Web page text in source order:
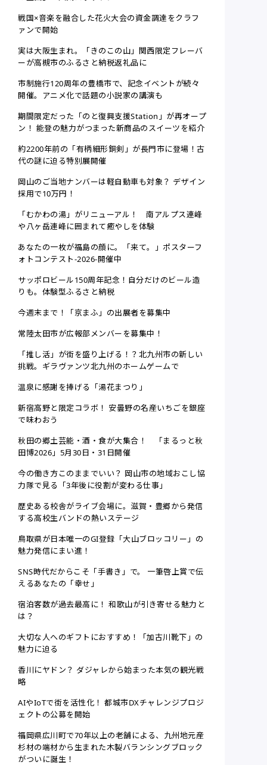
戦国×音楽を融合した花火大会の資金調達をクラフ
ァンで開始
実は大阪生まれ。「きのこの山」関西限定フレーバ
ーが高槻市のふるさと納税返礼品に
市制施行120周年の豊橋市で、記念イベントが続々
開催。アニメ化で話題の小説家の講演も
期間限定だった「のと復興支援Station」が再オープ
ン！ 能登の魅力がつまった新商品のスイーツを紹介
約2200年前の「有柄細形銅剣」が長門市に登場！古
代の謎に迫る特別展開催
岡山のご当地ナンバーは軽自動車も対象？ デザイン
採用で10万円！
「むかわの湯」がリニューアル！ 南アルプス連峰
や八ヶ岳連峰に囲まれて癒やしを体験
あなたの一枚が福島の顔に。「来て。」ポスターフ
ォトコンテスト-2026-開催中
サッポロビール150周年記念！自分だけのビール造
りも。体験型ふるさと納税
今週末まで！「京まふ」の出展者を募集中
常陸太田市が広報部メンバーを募集中！
「推し活」が街を盛り上げる！？北九州市の新しい
挑戦。ギラヴァンツ北九州のホームゲームで
温泉に感謝を捧げる「湯花まつり」
新宿高野と限定コラボ！ 安曇野の名産いちごを銀座
で味わおう
秋田の郷土芸能・酒・食が大集合！ 「まるっと秋
田博2026」5月30日・31日開催
今の働き方このままでいい？ 岡山市の地域おこし協
力隊で見る「3年後に役割が変わる仕事」
歴史ある校舎がライブ会場に。滋賀・豊郷から発信
する高校生バンドの熱いステージ
鳥取県が日本唯一のGI登録「大山ブロッコリー」の
魅力発信にまい進！
SNS時代だからこそ「手書き」で。 一筆啓上賞で伝
えるあなたの「幸せ」
宿泊客数が過去最高に！ 和歌山が引き寄せる魅力と
は？
大切な人へのギフトにおすすめ！「加古川靴下」の
魅力に迫る
香川にヤドン？ ダジャレから始まった本気の観光戦
略
AIやIoTで街を活性化！ 都城市DXチャレンジプロジ
ェクトの公募を開始
福岡県広川町で70年以上の老舗による、九州地元産
杉材の端材から生まれた木製バランシングブロック
がついに誕生！